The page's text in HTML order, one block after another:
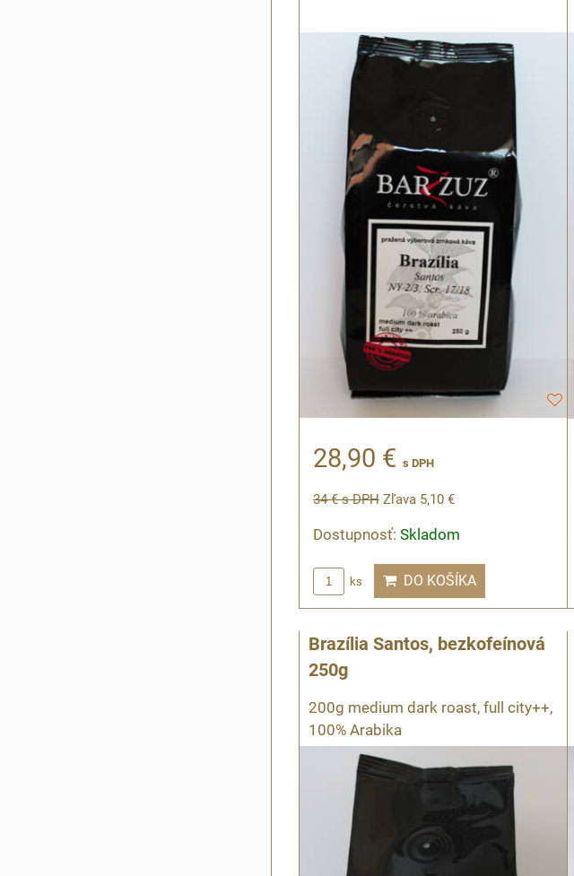
28,90 € s DPH
34 €s DPH Zľava 5,10 €
Dostupnosť: Skladom
ks DO KOŠÍKA
Brazília Santos, bezkofeínová
250g
200g medium dark roast, full city++,
100% Arabika